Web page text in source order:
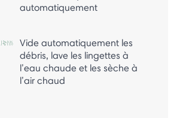
automatiquement
Vide automatiquement les
débris, lave les lingettes à
l’eau chaude et les sèche à
l’air chaud